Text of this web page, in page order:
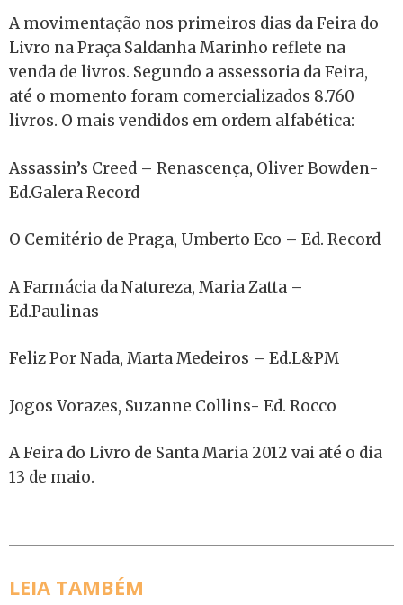
A movimentação nos primeiros dias da Feira do
Livro na Praça Saldanha Marinho reflete na
venda de livros. Segundo a assessoria da Feira,
até o momento foram comercializados 8.760
livros. O mais vendidos em ordem alfabética:
Assassin’s Creed – Renascença, Oliver Bowden-
Ed.Galera Record
O Cemitério de Praga, Umberto Eco – Ed. Record
A Farmácia da Natureza, Maria Zatta –
Ed.Paulinas
Feliz Por Nada, Marta Medeiros – Ed.L&PM
Jogos Vorazes, Suzanne Collins- Ed. Rocco
A Feira do Livro de Santa Maria 2012 vai até o dia
13 de maio.
LEIA TAMBÉM